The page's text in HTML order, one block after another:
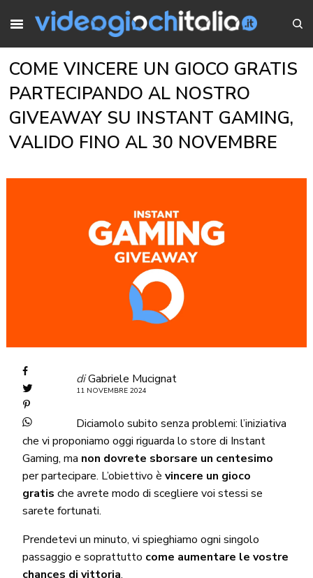
COME VINCERE UN GIOCO GRATIS
PARTECIPANDO AL NOSTRO
GIVEAWAY SU INSTANT GAMING,
VALIDO FINO AL 30 NOVEMBRE
diGabriele Mucignat
11 NOVEMBRE 2024
Diciamolo subito senza problemi: l’iniziativa
che vi proponiamo oggi riguarda lo store di Instant
Gaming, ma non dovrete sborsare un centesimo
per partecipare. L’obiettivo èvincere un gioco
gratis che avrete modo di scegliere voi stessi se
sarete fortunati.
Prendetevi un minuto, vi spieghiamo ogni singolo
passaggio e soprattutto come aumentare le vostre
chances di vittoria.